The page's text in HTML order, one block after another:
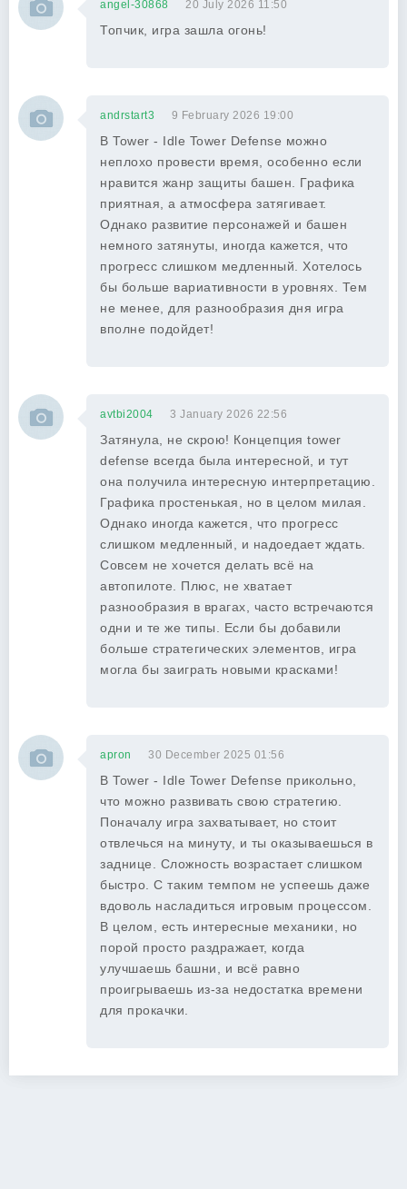
angel-30868 20 July 2026 11:50
Топчик, игра зашла огонь!
andrstart3 9 February 2026 19:00
В Tower - Idle Tower Defense можно
неплохо провести время, особенно если
нравится жанр защиты башен. Графика
приятная, а атмосфера затягивает.
Однако развитие персонажей и башен
немного затянуты, иногда кажется, что
прогресс слишком медленный. Хотелось
бы больше вариативности в уровнях. Тем
не менее, для разнообразия дня игра
вполне подойдет!
avtbi2004 3 January 2026 22:56
Затянула, не скрою! Концепция tower
defense всегда была интересной, и тут
она получила интересную интерпретацию.
Графика простенькая, но в целом милая.
Однако иногда кажется, что прогресс
слишком медленный, и надоедает ждать.
Совсем не хочется делать всё на
автопилоте. Плюс, не хватает
разнообразия в врагах, часто встречаются
одни и те же типы. Если бы добавили
больше стратегических элементов, игра
могла бы заиграть новыми красками!
apron 30 December 2025 01:56
В Tower - Idle Tower Defense прикольно,
что можно развивать свою стратегию.
Поначалу игра захватывает, но стоит
отвлечься на минуту, и ты оказываешься в
заднице. Сложность возрастает слишком
быстро. С таким темпом не успеешь даже
вдоволь насладиться игровым процессом.
В целом, есть интересные механики, но
порой просто раздражает, когда
улучшаешь башни, и всё равно
проигрываешь из-за недостатка времени
для прокачки.